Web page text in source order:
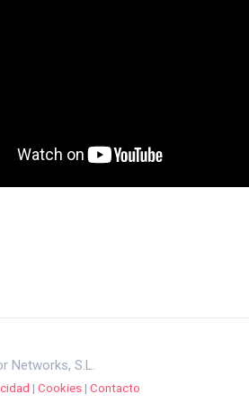
Networks, S.L.
| Cookies | Contacto